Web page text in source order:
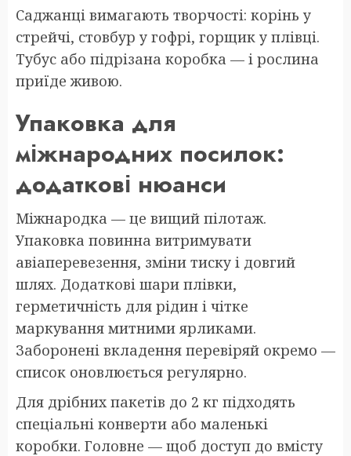
Саджанці вимагають творчості: корінь у
стрейчі, стовбур у гофрі, горщик у плівці.
Тубус або підрізана коробка — і рослина
приїде живою.
Упаковка для
міжнародних посилок:
додаткові нюанси
Міжнародка — це вищий пілотаж.
Упаковка повинна витримувати
авіаперевезення, зміни тиску і довгий
шлях. Додаткові шари плівки,
герметичність для рідин і чітке
маркування митними ярликами.
Заборонені вкладення перевіряй окремо —
список оновлюється регулярно.
Для дрібних пакетів до 2 кг підходять
спеціальні конверти або маленькі
коробки. Головне — щоб доступ до вмісту